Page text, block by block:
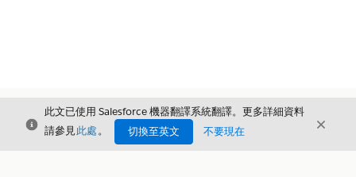
結束
此文已使用 Salesforce 機器翻譯系統翻譯。更多詳細資料
請參見此處。 切換至英文 不要現在 結束